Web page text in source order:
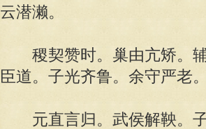
云潜濑。
稷契赞时。巢由亢矫。辅
臣道。子光齐鲁。余守严老
元直言归。武侯解鞅。子